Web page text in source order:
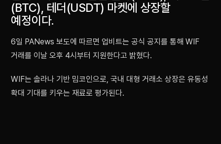
(BTC), 테더(USDT) 마켓에 상장할
예정이다.
6일 PANews 보도에 따르면 업비트는 공식 공지를 통해 WIF
거래를 이날 오후 4시부터 지원한다고 밝혔다.
WIF는 솔라나 기반 밈코인으로, 국내 대형 거래소 상장은 유동성
확대 기대를 키우는 재료로 평가된다.